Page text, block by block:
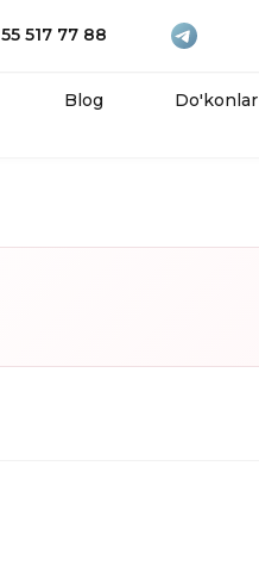
55 517 77 88
Blog Do'konlar